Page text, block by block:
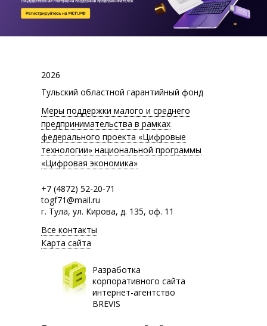
2026
Тульский областной гарантийный фонд
Меры поддержки малого и среднего
предпринимательства в рамках
федерального проекта «Цифровые
технологии» национальной программы
«Цифровая экономика»
+7 (4872) 52-20-71
togf71@mail.ru
г. Тула, ул. Кирова, д. 135, оф. 11
Все контакты
Карта сайта
Разработка
корпоративного сайта
интернет-агентство
BREVIS